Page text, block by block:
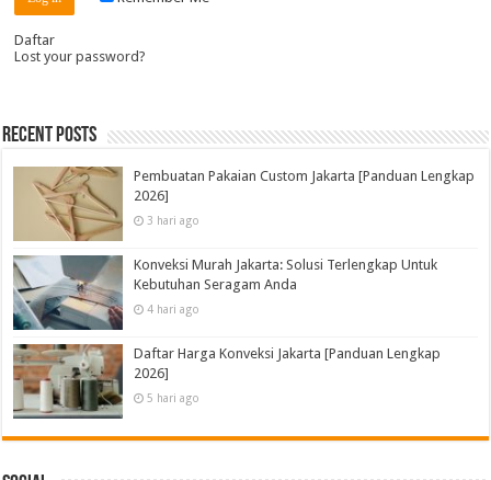
Daftar
Lost your password?
Recent Posts
Pembuatan Pakaian Custom Jakarta [Panduan Lengkap
2026]
3 hari ago
Konveksi Murah Jakarta: Solusi Terlengkap Untuk
Kebutuhan Seragam Anda
4 hari ago
Daftar Harga Konveksi Jakarta [Panduan Lengkap
2026]
5 hari ago